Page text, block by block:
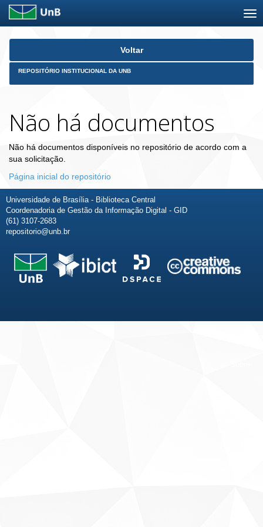
Skip
Voltar
REPOSITÓRIO INSTITUCIONAL DA UNB
Não há documentos
Não há documentos disponíveis no repositório de acordo com a
sua solicitação.
Página inicial do repositório
Universidade de Brasília - Biblioteca Central
Coordenadoria de Gestão da Informação Digital - GID
(61) 3107-2683
repositorio@unb.br